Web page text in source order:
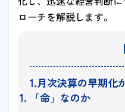
ローチを解説します。
1.月次決算の早期化
「命」なのか